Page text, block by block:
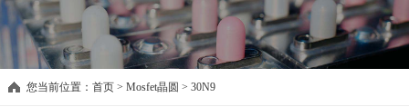
您当前位置： 首页> Mosfet晶圆 > 30N9